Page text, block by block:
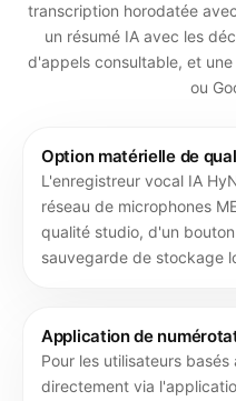
transcription horodatée
un résumé IA avec les
d'appels consultable, et
ou
Option matérielle de
L'enregistreur vocal IA
réseau de microphones
qualité studio, d'un
sauvegarde de stockage
Application de
Pour les utilisateurs
directement via